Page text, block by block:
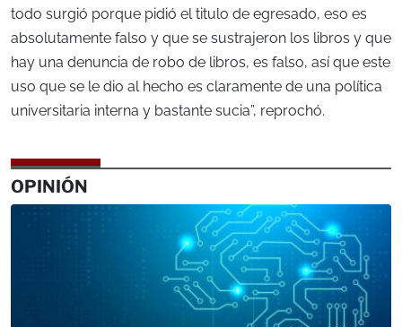
todo surgió porque pidió el titulo de egresado, eso es
absolutamente falso y que se sustrajeron los libros y que
hay una denuncia de robo de libros, es falso, así que este
uso que se le dio al hecho es claramente de una política
universitaria interna y bastante sucia”, reprochó.
OPINIÓN